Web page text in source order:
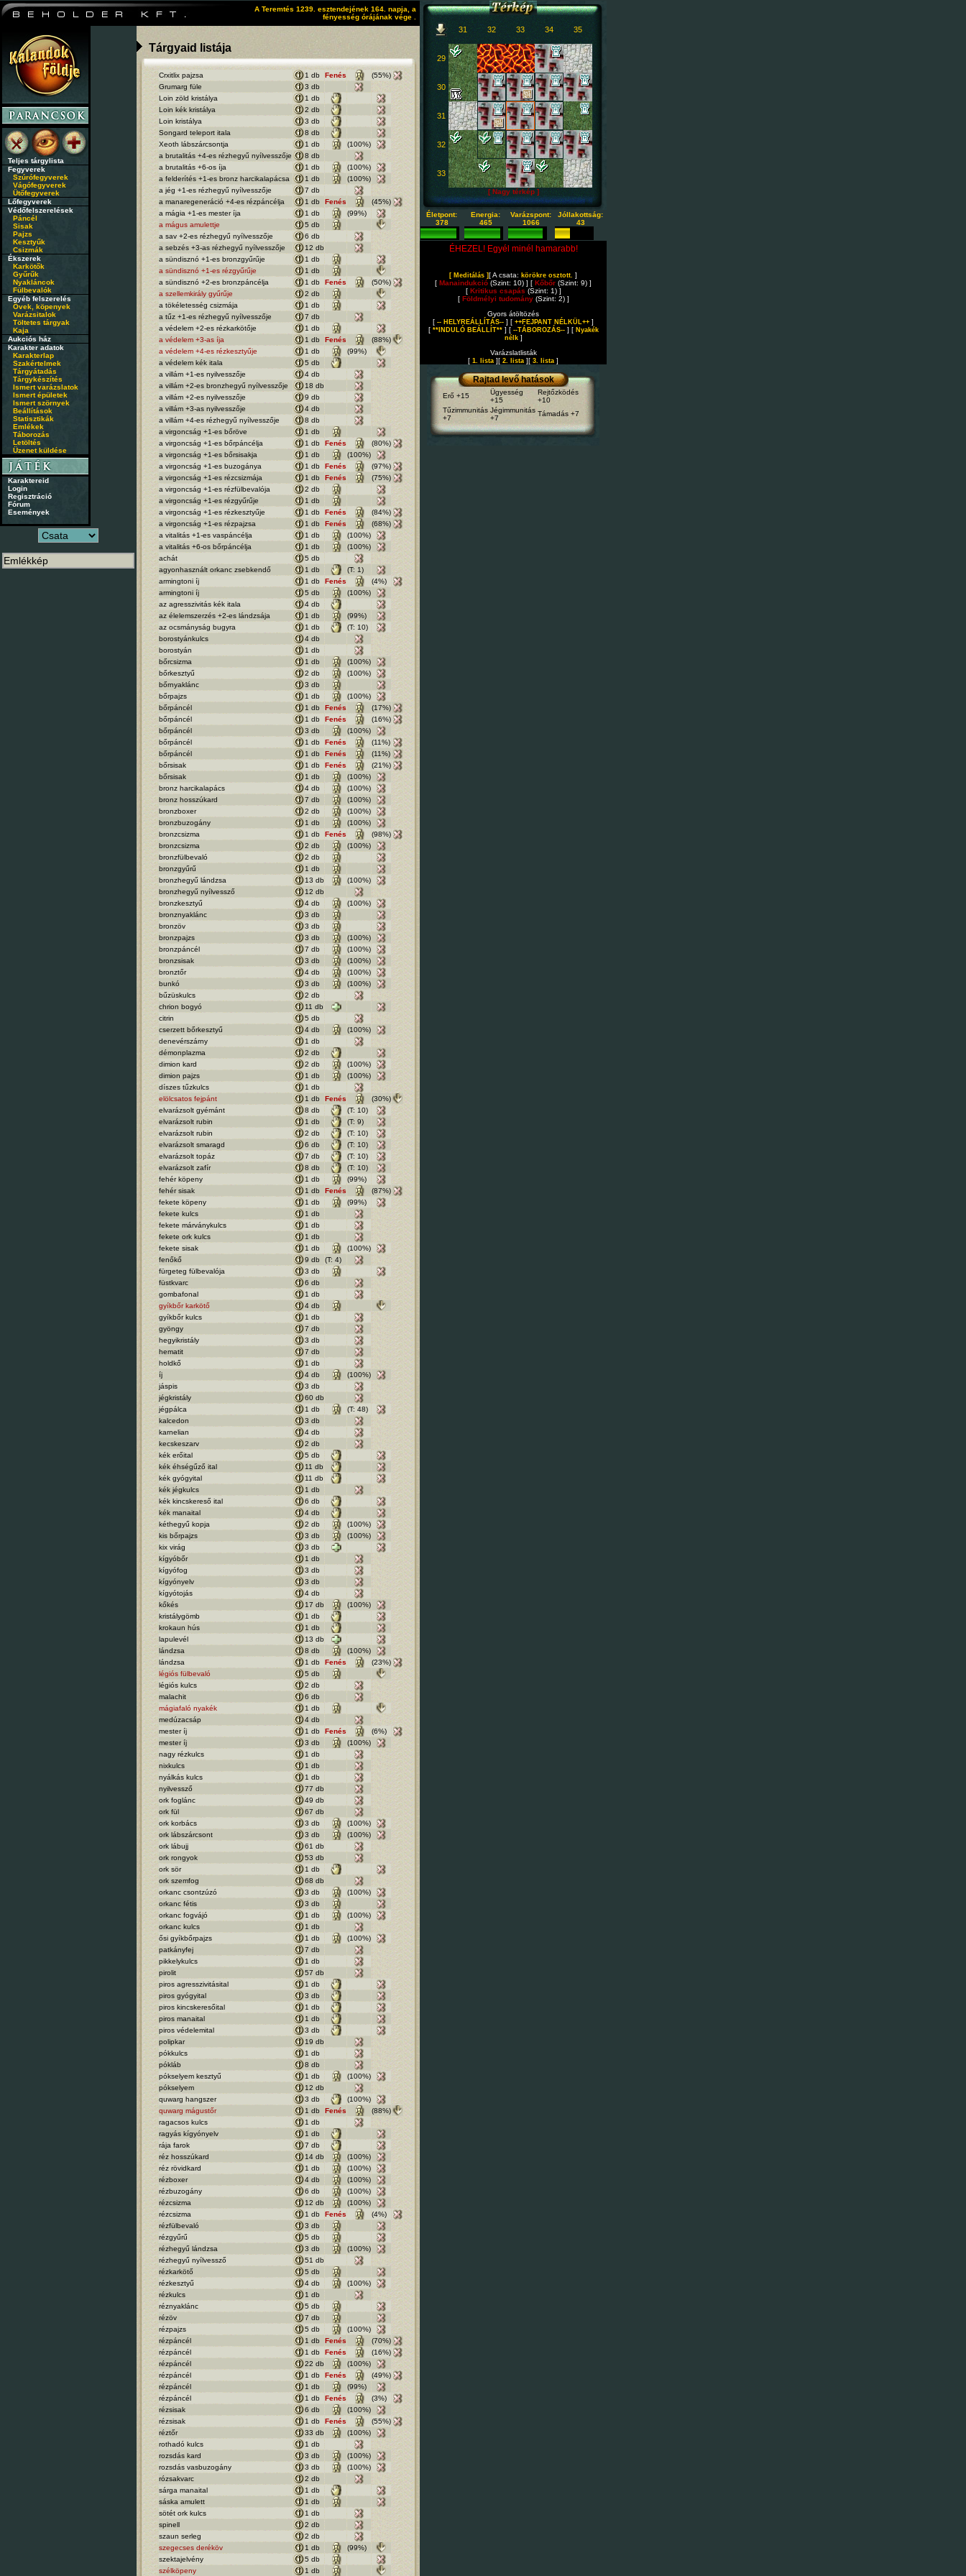
A Teremtés 1239. esztendejének 164. napja, a
fényesség órájának vége .
Teljes tárgylista
Fegyverek
Szúrófegyverek
Vágófegyverek
Ütőfegyverek
Lőfegyverek
Védőfelszerelések
Páncél
Sisak
Pajzs
Kesztyűk
Csizmák
Ékszerek
Karkötők
Gyűrűk
Nyakláncok
Fülbevalók
Egyéb felszerelés
Övek, köpenyek
Varázsitalok
Töltetes tárgyak
Kaja
Aukciós ház
Karakter adatok
Karakterlap
Szakértelmek
Tárgyátadás
Tárgykészítés
Ismert varázslatok
Ismert épületek
Ismert szörnyek
Beállítások
Statisztikák
Emlékek
Táborozás
Letöltés
Üzenet küldése
Karaktereid
Login
Regisztráció
Fórum
Események
Tárgyaid listája
Crxitlix pajzsa 1 db Fenés
(55%)
Grumarg füle
3 db
Loin zöld kristálya
1 db
Loin kék kristálya
2 db
Loin kristálya
3 db
Songard teleport itala
8 db
Xeoth lábszárcsontja
1 db
(100%)
a brutalitás +4-es rézhegyű nyílvesszője
8 db
a brutalitás +6-os íja
1 db
(100%)
a felderítés +1-es bronz harcikalapácsa
1 db
(100%)
a jég +1-es rézhegyű nyílvesszője
7 db
a manaregeneráció +4-es rézpáncélja
1 db Fenés
(45%)
a mágia +1-es mester íja
1 db
(99%)
a mágus amulettje
5 db
a sav +2-es rézhegyű nyílvesszője
6 db
a sebzés +3-as rézhegyű nyílvesszője
12 db
a sündisznó +1-es bronzgyűrűje
1 db
a sündisznó +1-es rézgyűrűje
1 db
a sündisznó +2-es bronzpáncélja
1 db Fenés
(50%)
a szellemkirály gyűrűje
2 db
a tökéletesség csizmája
1 db
a tűz +1-es rézhegyű nyílvesszője
7 db
a védelem +2-es rézkarkötője
1 db
a védelem +3-as íja
1 db Fenés
(88%)
a védelem +4-es rézkesztyűje
1 db
(99%)
a védelem kék itala
5 db
a villám +1-es nyilvesszője
4 db
a villám +2-es bronzhegyű nyílvesszője
18 db
a villám +2-es nyilvesszője
9 db
a villám +3-as nyilvesszője
4 db
a villám +4-es rézhegyű nyílvesszője
8 db
a virgoncság +1-es bőröve
1 db
a virgoncság +1-es bőrpáncélja
1 db Fenés
(80%)
a virgoncság +1-es bőrsisakja
1 db
(100%)
a virgoncság +1-es buzogánya
1 db Fenés
(97%)
a virgoncság +1-es rézcsizmája
1 db Fenés
(75%)
a virgoncság +1-es rézfülbevalója
2 db
a virgoncság +1-es rézgyűrűje
1 db
a virgoncság +1-es rézkesztyűje
1 db Fenés
(84%)
a virgoncság +1-es rézpajzsa
1 db Fenés
(68%)
a vitalitás +1-es vaspáncélja
1 db
(100%)
a vitalitás +6-os bőrpáncélja
1 db
(100%)
achát
5 db
agyonhasznált orkanc zsebkendő
1 db
(T: 1)
armingtoni íj
1 db Fenés
(4%)
armingtoni íj
5 db
(100%)
az agresszivitás kék itala
4 db
az élelemszerzés +2-es lándzsája
1 db
(99%)
az ocsmányság bugyra
1 db
(T: 10)
borostyánkulcs
4 db
borostyán
1 db
bőrcsizma
1 db
(100%)
bőrkesztyű
2 db
(100%)
bőrnyaklánc
3 db
bőrpajzs
1 db
(100%)
bőrpáncél
1 db Fenés
(17%)
bőrpáncél
1 db Fenés
(16%)
bőrpáncél
3 db
(100%)
bőrpáncél
1 db Fenés
(11%)
bőrpáncél
1 db Fenés
(11%)
bőrsisak
1 db Fenés
(21%)
bőrsisak
1 db
(100%)
bronz harcikalapács
4 db
(100%)
bronz hosszúkard
7 db
(100%)
bronzboxer
2 db
(100%)
bronzbuzogány
1 db
(100%)
bronzcsizma
1 db Fenés
(98%)
bronzcsizma
2 db
(100%)
bronzfülbevaló
2 db
bronzgyűrű
1 db
bronzhegyű lándzsa
13 db
(100%)
bronzhegyű nyílvessző
12 db
bronzkesztyű
4 db
(100%)
bronznyaklánc
3 db
bronzöv
3 db
bronzpajzs
3 db
(100%)
bronzpáncél
7 db
(100%)
bronzsisak
3 db
(100%)
bronztőr
4 db
(100%)
bunkó
3 db
(100%)
bűzüskulcs
2 db
chrion bogyó
11 db
citrin
5 db
cserzett bőrkesztyű
4 db
(100%)
denevérszárny
1 db
démonplazma
2 db
dimion kard
2 db
(100%)
dimion pajzs
1 db
(100%)
díszes tűzkulcs
1 db
elölcsatos fejpánt
1 db Fenés
(30%)
elvarázsolt gyémánt
8 db
(T: 10)
elvarázsolt rubin
1 db
(T: 9)
elvarázsolt rubin
2 db
(T: 10)
elvarázsolt smaragd
6 db
(T: 10)
elvarázsolt topáz
7 db
(T: 10)
elvarázsolt zafír
8 db
(T: 10)
fehér köpeny
1 db
(99%)
fehér sisak
1 db Fenés
(87%)
fekete köpeny
1 db
(99%)
fekete kulcs
1 db
fekete márványkulcs
1 db
fekete ork kulcs
1 db
fekete sisak
1 db
(100%)
fenőkő
9 db
(T: 4)
fürgeteg fülbevalója
3 db
füstkvarc
6 db
gombafonal
1 db
gyíkbőr karkötő
4 db
gyíkbőr kulcs
1 db
gyöngy
7 db
hegyikristály
3 db
hematit
7 db
holdkő
1 db
íj
4 db
(100%)
jáspis
3 db
jégkristály
60 db
jégpálca
1 db
(T: 48)
kalcedon
3 db
karnelian
4 db
kecskeszarv
2 db
kék erőital
5 db
kék éhségűző ital
11 db
kék gyógyital
11 db
kék jégkulcs
1 db
kék kincskereső ital
6 db
kék manaital
4 db
kéthegyű kopja
2 db
(100%)
kis bőrpajzs
3 db
(100%)
kix virág
3 db
kígyóbőr
1 db
kígyófog
3 db
kígyónyelv
3 db
kígyótojás
4 db
kőkés
17 db
(100%)
kristálygömb
1 db
krokaun hús
1 db
lapulevél
13 db
lándzsa
8 db
(100%)
lándzsa
1 db Fenés
(23%)
légiós fülbevaló
5 db
légiós kulcs
2 db
malachit
6 db
mágiafaló nyakék
1 db
medúzacsáp
4 db
mester íj
1 db Fenés
(6%)
mester íj
3 db
(100%)
nagy rézkulcs
1 db
nixkulcs
1 db
nyálkás kulcs
1 db
nyilvessző
77 db
ork foglánc
49 db
ork fül
67 db
ork korbács
3 db
(100%)
ork lábszárcsont
3 db
(100%)
ork lábujj
61 db
ork rongyok
53 db
ork sör
1 db
ork szemfog
68 db
orkanc csontzúzó
3 db
(100%)
orkanc fétis
3 db
orkanc fogvájó
1 db
(100%)
orkanc kulcs
1 db
ősi gyíkbőrpajzs
1 db
(100%)
patkányfej
7 db
pikkelykulcs
1 db
pirolit
57 db
piros agresszivitásital
1 db
piros gyógyital
3 db
piros kincskeresőital
1 db
piros manaital
1 db
piros védelemital
3 db
polipkar
19 db
pókkulcs
1 db
pókláb
8 db
pókselyem kesztyű
1 db
(100%)
pókselyem
12 db
quwarg hangszer
3 db
(100%)
quwarg mágustőr
1 db Fenés
(88%)
ragacsos kulcs
1 db
ragyás kígyónyelv
1 db
rája farok
7 db
réz hosszúkard
14 db
(100%)
réz rövidkard
1 db
(100%)
rézboxer
4 db
(100%)
rézbuzogány
6 db
(100%)
rézcsizma
12 db
(100%)
rézcsizma
1 db Fenés
(4%)
rézfülbevaló
3 db
rézgyűrű
5 db
rézhegyű lándzsa
3 db
(100%)
rézhegyű nyílvessző
51 db
rézkarkötő
5 db
rézkesztyű
4 db
(100%)
rézkulcs
1 db
réznyaklánc
5 db
rézöv
7 db
rézpajzs
5 db
(100%)
rézpáncél
1 db Fenés
(70%)
rézpáncél
1 db Fenés
(16%)
rézpáncél
22 db
(100%)
rézpáncél
1 db Fenés
(49%)
rézpáncél
1 db
(99%)
rézpáncél
1 db Fenés
(3%)
rézsisak
6 db
(100%)
rézsisak
1 db Fenés
(55%)
réztőr
33 db
(100%)
rothadó kulcs
1 db
rozsdás kard
3 db
(100%)
rozsdás vasbuzogány
3 db
(100%)
rózsakvarc
2 db
sárga manaital
1 db
sáska amulett
1 db
sötét ork kulcs
1 db
spinell
2 db
szaun serleg
2 db
szegecses deréköv
1 db
(99%)
szektajelvény
5 db
szélköpeny
1 db
31 32 33 34 35
29
30
31
32
33
[ Nagy térkép ]
Életpont:
378
Energia:
465
Varázspont:
1066
Jóllakottság:
43
ÉHEZEL! Egyél minél hamarabb!
[ Meditálás ][ A csata: körökre osztott. ]
[ Manaindukció (Szint: 10) ] [ Kőbőr (Szint: 9) ]
[ Kritikus csapás (Szint: 1) ]
[ Földmélyi tudomány(Szint: 2) ]
Gyors átöltözés
[ -- HELYREÁLLÍTÁS-- ] [ ++FEJPANT NÉLKÜL++ ]
[ **INDULÓ BEÁLLÍT**] [ --TÁBOROZÁS--] [ Nyakék
nélk]
Varázslatlisták
[ 1. lista ][ 2. lista ][ 3. lista ]
Rajtad levő hatások
Erő +15
Ügyesség
+15
Rejtőzködés
+10
Tűzimmunitás
+7
Jégimmunitás
+7
Támadás +7